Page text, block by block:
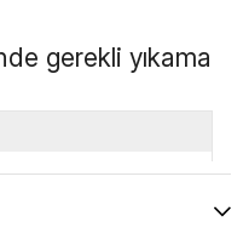
gerekli yıkama